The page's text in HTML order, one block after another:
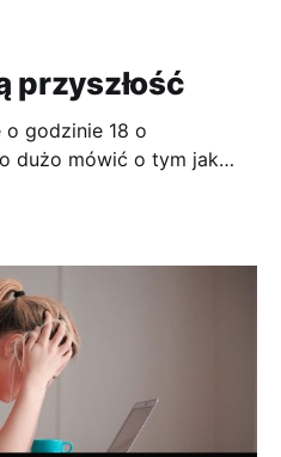
przyszłość
godzinie 18 o
dużo mówić o tym jak